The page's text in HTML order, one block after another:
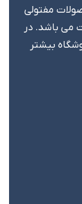
مفتولی
می باشد. در
بیشتر